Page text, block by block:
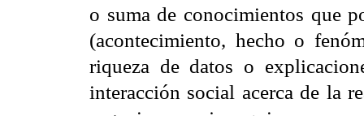
o suma de conocimientos que
(acontecimiento, hecho o
riqueza de datos o
interacción social acerca de la